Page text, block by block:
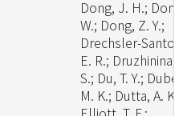
Dong, J. H.;
W.; Dong, Z. Y.;
Drechsler-
E. R.; Druzhinina,
S.; Du, T. Y.;
M. K.; Dutta, A. K.;